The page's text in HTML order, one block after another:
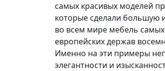
самых красивых моделей
которые сделали большую
во всем мире мебель
европейских держав
Именно на эти примеры
элегантности и